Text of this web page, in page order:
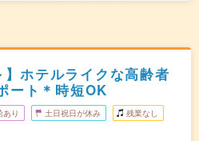
】ホテルライクな高齢者
ート＊時短OK
あり 土日祝日が休み 残業なし